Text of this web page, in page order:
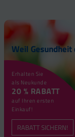
Weil
Erhalten Sie
als Neukunde
20 % RABATT
auf Ihren ersten
Einkauf!
RABATT SICHERN!